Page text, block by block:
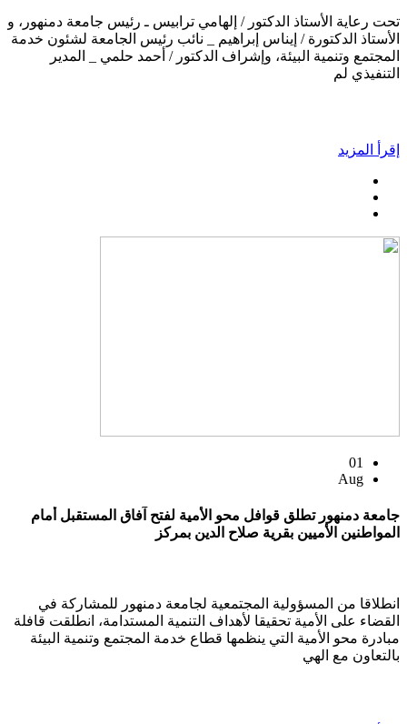
تحت رعاية الأستاذ الدكتور / إلهامي ترابيس ـ رئيس جامعة دمنهور، و
الأستاذ الدكتورة / إيناس إبراهيم _ نائب رئيس الجامعة لشئون خدمة
المجتمع وتنمية البيئة، وإشراف الدكتور / أحمد حلمي _ المدير
التنفيذي لم
إقرأ المزيد
01
Aug
جامعة دمنهور تطلق قوافل محو الأمية لفتح آفاق المستقبل أمام
المواطنين الأميين بقرية صلاح الدين بمركز
انطلاقا من المسؤولية المجتمعية لجامعة دمنهور للمشاركة في
القضاء على الأمية تحقيقا لأهداف التنمية المستدامة، انطلقت قافلة
مبادرة محو الأمية التي ينظمها قطاع خدمة المجتمع وتنمية البيئة
بالتعاون مع الهي